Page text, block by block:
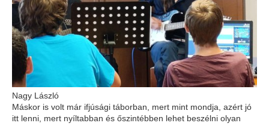
Nagy László
Máskor is volt már ifjúsági táborban, mert mint mondja, azért jó
itt lenni, mert nyíltabban és őszintébben lehet beszélni olyan